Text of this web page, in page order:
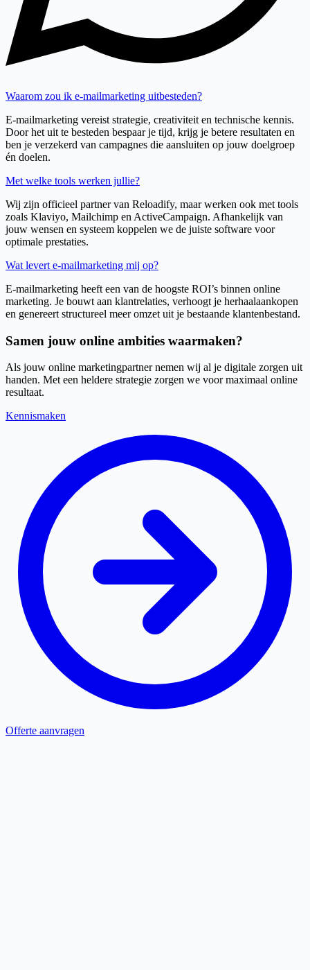
Waarom zou ik e-mailmarketing uitbesteden?
E-mailmarketing vereist strategie, creativiteit en technische kennis.
Door het uit te besteden bespaar je tijd, krijg je betere resultaten en
ben je verzekerd van campagnes die aansluiten op jouw doelgroep
én doelen.
Met welke tools werken jullie?
Wij zijn officieel partner van Reloadify, maar werken ook met tools
zoals Klaviyo, Mailchimp en ActiveCampaign. Afhankelijk van
jouw wensen en systeem koppelen we de juiste software voor
optimale prestaties.
Wat levert e-mailmarketing mij op?
E-mailmarketing heeft een van de hoogste ROI’s binnen online
marketing. Je bouwt aan klantrelaties, verhoogt je herhaalaankopen
en genereert structureel meer omzet uit je bestaande klantenbestand.
Samen jouw online ambities waarmaken?
Als jouw online marketingpartner nemen wij al je digitale zorgen uit
handen. Met een heldere strategie zorgen we voor maximaal online
resultaat.
Kennismaken
Offerte aanvragen